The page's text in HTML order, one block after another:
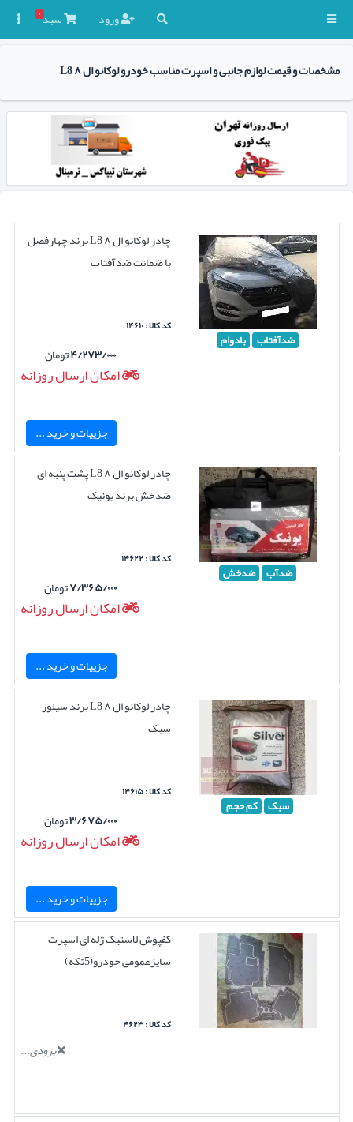
ورود سبد۰
مشخصات و قیمت لوازم جانبی و اسپرت مناسب خودرو لوکانو ال ۸ L8
ضدآفتاب بادوام
چادر لوکانو ال ۸ L8 برند چهارفصل
با ضمانت ضدآفتاب
کد کالا : ۱۴۶۱۰
۴/۲۷۳/۰۰۰تومان
امکان ارسال روزانه
جزییات و خرید ...
ضدآب ضدخش
چادر لوکانو ال ۸ L8 پشت پنبه ای
ضدخش برند یونیک
کد کالا : ۱۴۶۲۲
۷/۳۶۵/۰۰۰تومان
امکان ارسال روزانه
جزییات و خرید ...
سبک کم حجم
چادر لوکانو ال ۸ L8 برند سیلور
سبک
کد کالا : ۱۴۶۱۵
۳/۶۷۵/۰۰۰تومان
امکان ارسال روزانه
جزییات و خرید ...
کفپوش لاستیک ژله ای اسپرت
سایزعمومی خودرو(5تکه)
کد کالا : ۴۶۲۳
بزودی...